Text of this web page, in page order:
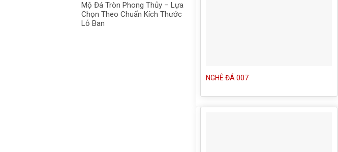
Mộ Đá Tròn Phong Thủy – Lựa
Chọn Theo Chuẩn Kích Thước
Lỗ Ban
NGHÊ ĐÁ 007